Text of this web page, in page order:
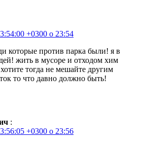
+0300 о 23:54
которые против парка были! я в
жить в мусоре и отходом хим
тогда не мешайте другим
то что давно должно быть!
:
+0300 о 23:56